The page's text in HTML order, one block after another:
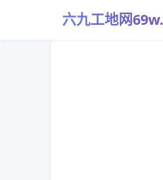
六九工地网